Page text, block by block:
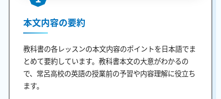
本文内容の要約
教科書の各レッスンの本文内容のポイントを日本語でま
とめて要約しています。教科書本文の大意がわかるの
で、常呂高校の英語の授業前の予習や内容理解に役立ち
ます。